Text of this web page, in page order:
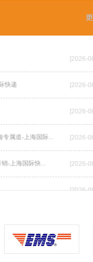
[2026-
快递 [2026-
[2026-
属道-上海国际... [2026-
-上海国际快... [2026-
[2026-